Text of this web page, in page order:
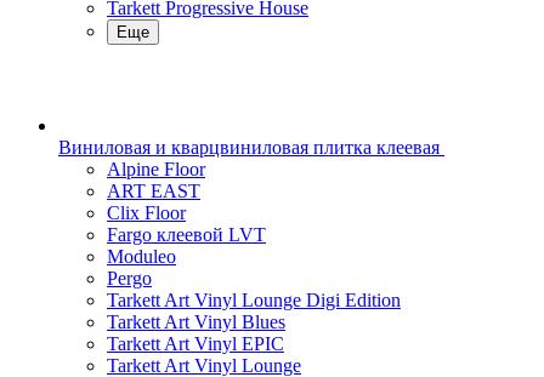
Tarkett Progressive House
Еще
Виниловая и кварцвиниловая плитка клеевая
Alpine Floor
ART EAST
Clix Floor
Fargo клеевой LVT
Moduleo
Pergo
Tarkett Art Vinyl Lounge Digi Edition
Tarkett Art Vinyl Blues
Tarkett Art Vinyl EPIC
Tarkett Art Vinyl Lounge